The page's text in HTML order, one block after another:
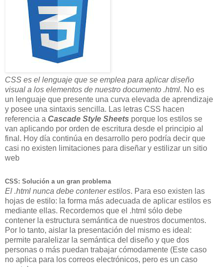
CSS es el lenguaje que se emplea para aplicar diseño
visual a los elementos de nuestro documento .html. No es
un lenguaje que presente una curva elevada de aprendizaje
y posee una sintaxis sencilla. Las letras CSS hacen
referencia a Cascade Style Sheets porque los estilos se
van aplicando por orden de escritura desde el principio al
final. Hoy día continúa en desarrollo pero podría decir que
casi no existen limitaciones para diseñar y estilizar un sitio
web
CSS: Solución a un gran problema
El .html nunca debe contener estilos. Para eso existen las
hojas de estilo: la forma más adecuada de aplicar estilos es
mediante ellas. Recordemos que el .html sólo debe
contener la estructura semántica de nuestros documentos.
Por lo tanto, aislar la presentación del mismo es ideal:
permite paralelizar la semántica del diseño y que dos
personas o más puedan trabajar cómodamente (Este caso
no aplica para los correos electrónicos, pero es un caso